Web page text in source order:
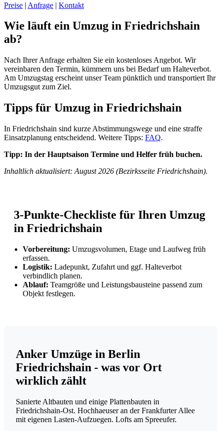
Preise | Anfrage | Kontakt
Wie läuft ein Umzug in Friedrichshain
ab?
Nach Ihrer Anfrage erhalten Sie ein kostenloses Angebot. Wir
vereinbaren den Termin, kümmern uns bei Bedarf um Halteverbot.
Am Umzugstag erscheint unser Team pünktlich und transportiert Ihr
Umzugsgut zum Ziel.
Tipps für Umzug in Friedrichshain
In Friedrichshain sind kurze Abstimmungswege und eine straffe
Einsatzplanung entscheidend. Weitere Tipps: FAQ.
Tipp: In der Hauptsaison Termine und Helfer früh buchen.
Inhaltlich aktualisiert: August 2026 (Bezirksseite Friedrichshain).
3-Punkte-Checkliste für Ihren Umzug
in Friedrichshain
Vorbereitung: Umzugsvolumen, Etage und Laufweg früh
erfassen.
Logistik: Ladepunkt, Zufahrt und ggf. Halteverbot
verbindlich planen.
Ablauf: Teamgröße und Leistungsbausteine passend zum
Objekt festlegen.
Anker Umzüge in Berlin
Friedrichshain - was vor Ort
wirklich zählt
Sanierte Altbauten und einige Plattenbauten in
Friedrichshain-Ost. Hochhaeuser an der Frankfurter Allee
mit eigenen Lasten-Aufzuegen. Lofts am Spreeufer.